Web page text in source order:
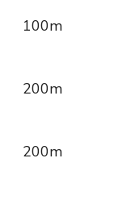
100m
200m
200m